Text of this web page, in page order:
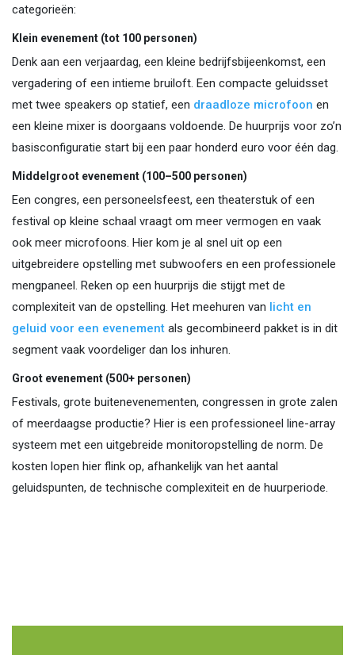
categorieën:
Klein evenement (tot 100 personen)
Denk aan een verjaardag, een kleine bedrijfsbijeenkomst, een
vergadering of een intieme bruiloft. Een compacte geluidsset
met twee speakers op statief, een draadloze microfoon en
een kleine mixer is doorgaans voldoende. De huurprijs voor zo’n
basisconfiguratie start bij een paar honderd euro voor één dag.
Middelgroot evenement (100–500 personen)
Een congres, een personeelsfeest, een theaterstuk of een
festival op kleine schaal vraagt om meer vermogen en vaak
ook meer microfoons. Hier kom je al snel uit op een
uitgebreidere opstelling met subwoofers en een professionele
mengpaneel. Reken op een huurprijs die stijgt met de
complexiteit van de opstelling. Het meehuren van licht en
geluid voor een evenement als gecombineerd pakket is in dit
segment vaak voordeliger dan los inhuren.
Groot evenement (500+ personen)
Festivals, grote buitenevenementen, congressen in grote zalen
of meerdaagse productie? Hier is een professioneel line-array
systeem met een uitgebreide monitoropstelling de norm. De
kosten lopen hier flink op, afhankelijk van het aantal
geluidspunten, de technische complexiteit en de huurperiode.